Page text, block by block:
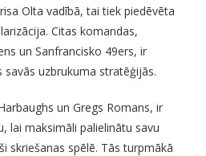
Olta vadībā, tai tiek piedēvēta
Citas komandas,
un Sanfrancisko 49ers, ir
uzbrukuma stratēģijās.
un Gregs Romans, ir
lai maksimāli palielinātu savu
skriešanas spēlē. Tās turpmākā